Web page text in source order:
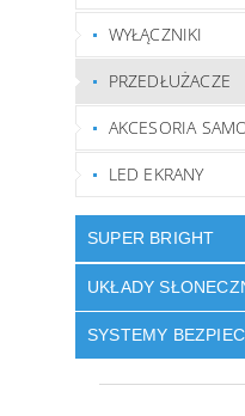
WYŁĄCZNIKI
PRZEDŁUŻACZE
AKCESORIA
LED EKRANY
SUPER BRIGHT
UKŁADY
SYSTEMY